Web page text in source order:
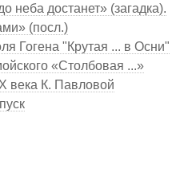
неба достанет» (загадка).
(посл.)
Гогена "Крутая ... в Осни"
«Столбовая ...»
века К. Павловой